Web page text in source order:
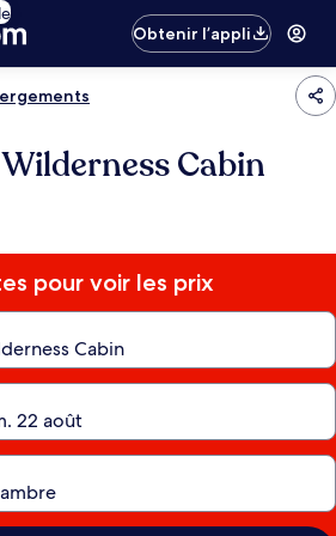
Obtenir l’appli
Cabin
pour voir les prix